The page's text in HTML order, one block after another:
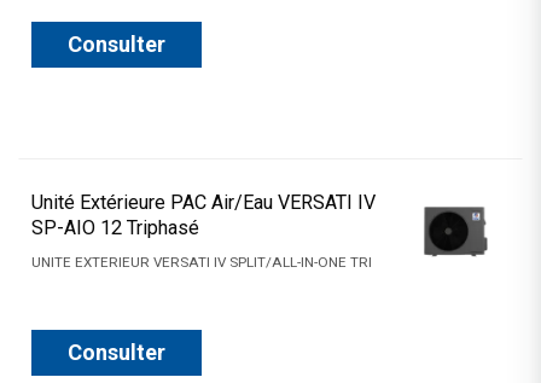
Consulter
Unité Extérieure PAC Air/Eau VERSATI IV
SP-AIO 12 Triphasé
UNITE EXTERIEUR VERSATI IV SPLIT/ALL-IN-ONE TRI
Consulter